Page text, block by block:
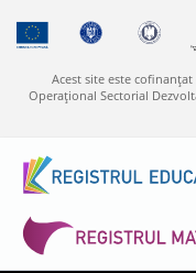
Acest site este
Operaţional Sectorial